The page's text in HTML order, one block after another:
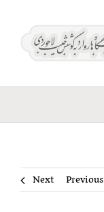
Previous
Next